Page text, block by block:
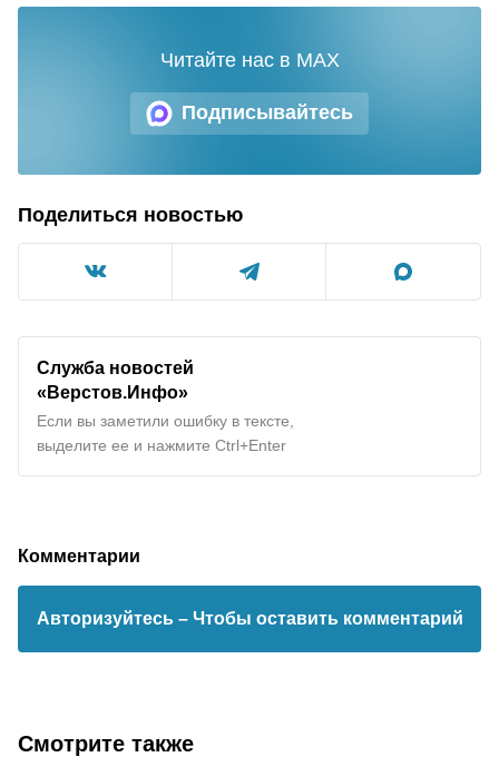
Подписывайтесь
Читайте нас в MAX
Поделиться новостью
Служба новостей
«Верстов.Инфо»
Если вы заметили ошибку в тексте,
выделите ее и нажмите Ctrl+Enter
Комментарии
Авторизуйтесь – Чтобы оставить комментарий
Смотрите также